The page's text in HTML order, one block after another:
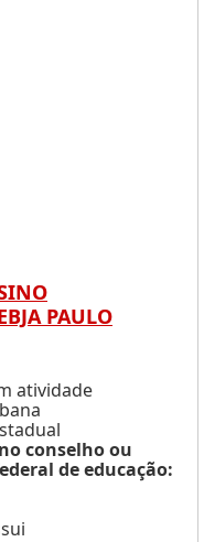
PAULO
atividade
conselho ou
de educação: